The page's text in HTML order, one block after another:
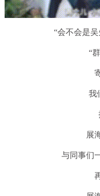
“会不会是
“
我
展
与同事们